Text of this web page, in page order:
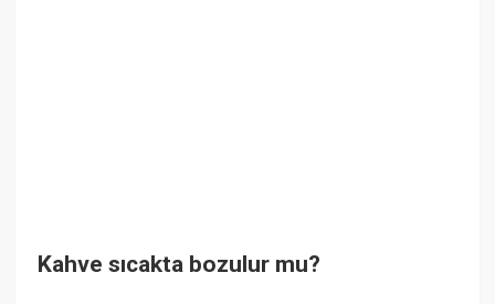
Kahve sıcakta bozulur mu?